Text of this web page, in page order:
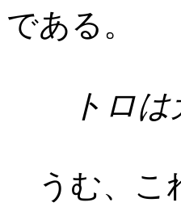
である。
トロは元
うむ、こ